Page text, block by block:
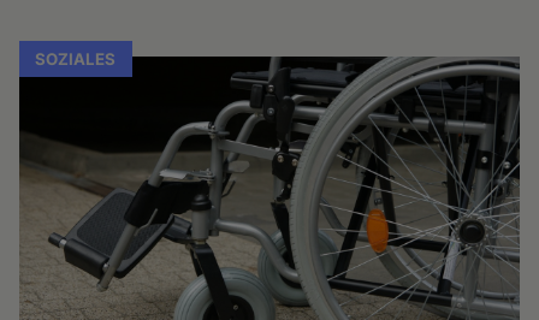
SOZIALES